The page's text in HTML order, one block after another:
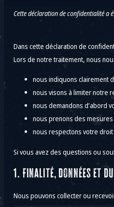
Cette déclaration de confidentialité a
Dans cette déclaration de
Lors de notre traitement, nous
nous indiquons clairement
nous visons à limiter notre
nous demandons d’abord
nous prenons des
nous respectons votre
Si vous avez des questions ou
1. Finalité, données et
Nous pouvons collecter ou